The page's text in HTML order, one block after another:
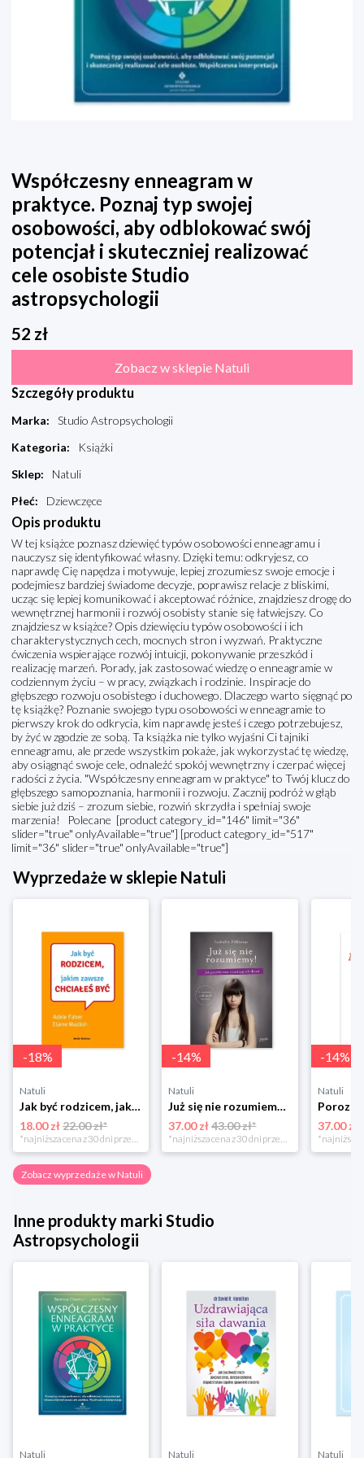
Współczesny enneagram w
praktyce. Poznaj typ swojej
osobowości, aby odblokować swój
potencjał i skuteczniej realizować
cele osobiste Studio
astropsychologii
52 zł
Zobacz w sklepie Natuli
Szczegóły produktu
Marka:
Studio Astropsychologii
Kategoria:
Książki
Sklep:
Natuli
Płeć: Dziewczęce
Opis produktu
W tej książce poznasz dziewięć typów osobowości enneagramu i
nauczysz się identyfikować własny. Dzięki temu: odkryjesz, co
naprawdę Cię napędza i motywuje, lepiej zrozumiesz swoje emocje i
podejmiesz bardziej świadome decyzje, poprawisz relacje z bliskimi,
ucząc się lepiej komunikować i akceptować różnice, znajdziesz drogę do
wewnętrznej harmonii i rozwój osobisty stanie się łatwiejszy. Co
znajdziesz w książce? Opis dziewięciu typów osobowości i ich
charakterystycznych cech, mocnych stron i wyzwań. Praktyczne
ćwiczenia wspierające rozwój intuicji, pokonywanie przeszkód i
realizację marzeń. Porady, jak zastosować wiedzę o enneagramie w
codziennym życiu – w pracy, związkach i rodzinie. Inspiracje do
głębszego rozwoju osobistego i duchowego. Dlaczego warto sięgnąć po
tę książkę? Poznanie swojego typu osobowości w enneagramie to
pierwszy krok do odkrycia, kim naprawdę jesteś i czego potrzebujesz,
by żyć w zgodzie ze sobą. Ta książka nie tylko wyjaśni Ci tajniki
enneagramu, ale przede wszystkim pokaże, jak wykorzystać tę wiedzę,
aby osiągnąć swoje cele, odnaleźć spokój wewnętrzny i czerpać więcej
radości z życia. "Współczesny enneagram w praktyce" to Twój klucz do
głębszego samopoznania, harmonii i rozwoju. Zacznij podróż w głąb
siebie już dziś – zrozum siebie, rozwiń skrzydła i spełniaj swoje
marzenia! Polecane [product category_id="146" limit="36"
slider="true" onlyAvailable="true"] [product category_id="517"
limit="36" slider="true" onlyAvailable="true"]
Wyprzedaże w sklepie Natuli
-18%
Natuli
Jak być rodzicem, jakim zawsze chciałeś być Media rodzina
18.00 zł22.00 zł*
*najniższa cena z 30 dni przed obniżką
-14%
Natuli
Już się nie rozumiemy! Jak przeżyć czas trzaskających drzwi Esprit
37.00 zł 43.00 zł*
*najniższa cena z 30 dni przed obniżką
-14%
Natuli
37.00 zł
Zobacz wyprzedaże w Natuli
Inne produkty marki Studio
Astropsychologii
Natuli Natuli Natuli